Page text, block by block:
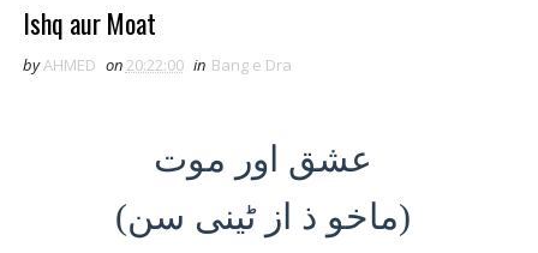
Zarb e Kaleem
Ishq aur Moat
byAHMED on20:22:00 in Bang e Dra
عشق اور موت
(ماخوذ از ٹينی سن)